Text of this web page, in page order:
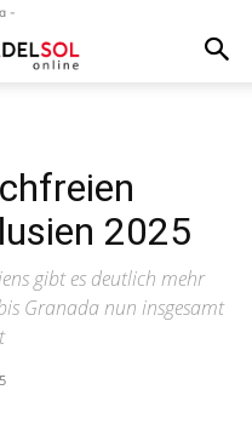
-
2025
gibt es deutlich mehr
Granada nun insgesamt